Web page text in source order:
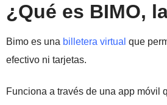
¿Qué es BIMO,
Bimo es una billetera virtual que
efectivo ni tarjetas.
Funciona a través de una app móvil